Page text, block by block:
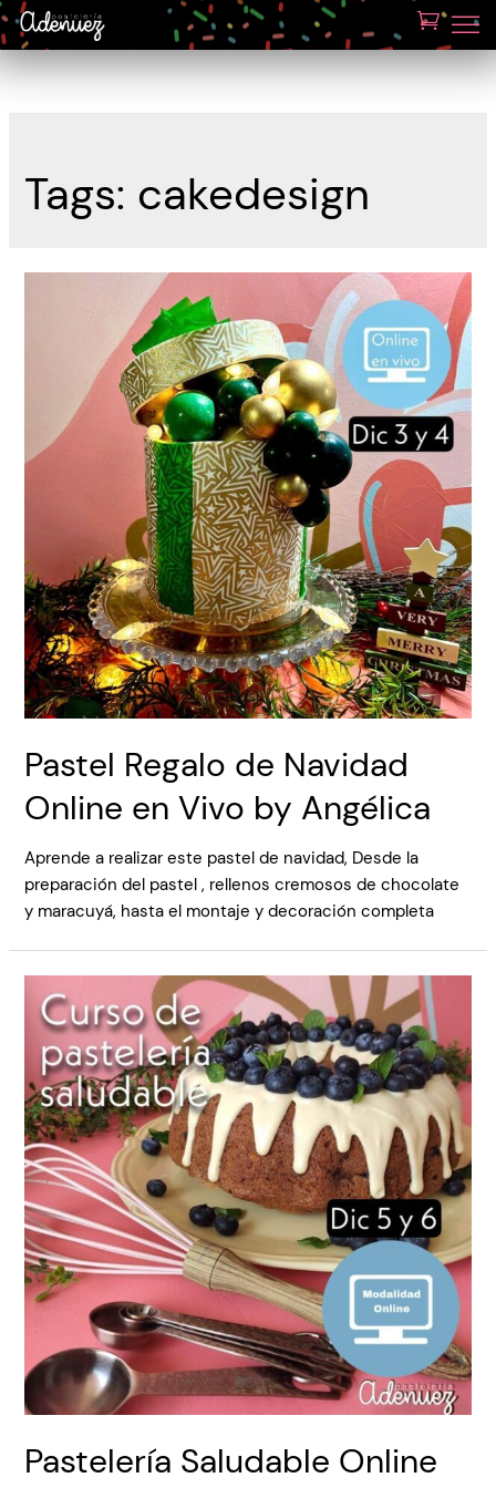
Tags: cakedesign
Pastel Regalo de Navidad
Online en Vivo by Angélica
Aprende a realizar este pastel de navidad, Desde la
preparación del pastel , rellenos cremosos de chocolate
y maracuyá, hasta el montaje y decoración completa
Pastelería Saludable Online